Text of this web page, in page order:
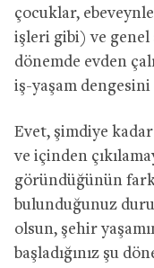
çocuklar,
işleri gibi) ve genel
dönemde evden
iş-yaşam
Evet, şimdiye
ve içinden
göründüğünün
bulunduğunuz
olsun, şehir
başladığınız şu